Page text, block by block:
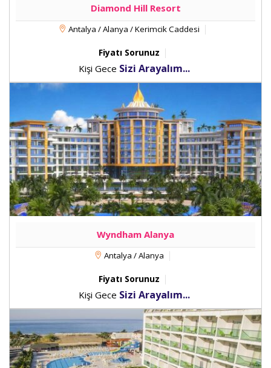
Diamond Hill Resort
Antalya / Alanya / Kerimcik Caddesi
Fiyatı Sorunuz
Kişi Gece Sizi Arayalım...
Wyndham Alanya
Antalya / Alanya
Fiyatı Sorunuz
Kişi Gece Sizi Arayalım...